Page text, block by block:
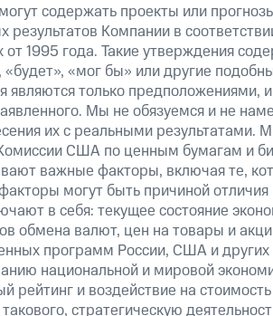
содержать проекты или
Компании в
1995 года. Такие утверждения
«мог бы» или другие
являются только предположениями,
Мы не обязуемся и не
их с реальными результатами.
США по ценным бумагам и
важные факторы, включая те,
могут быть причиной отличия
в себя: текущее состояние
обмена валют, цен на товары и
программ России, США и других
национальной и мировой
и воздействие на
стратегическую